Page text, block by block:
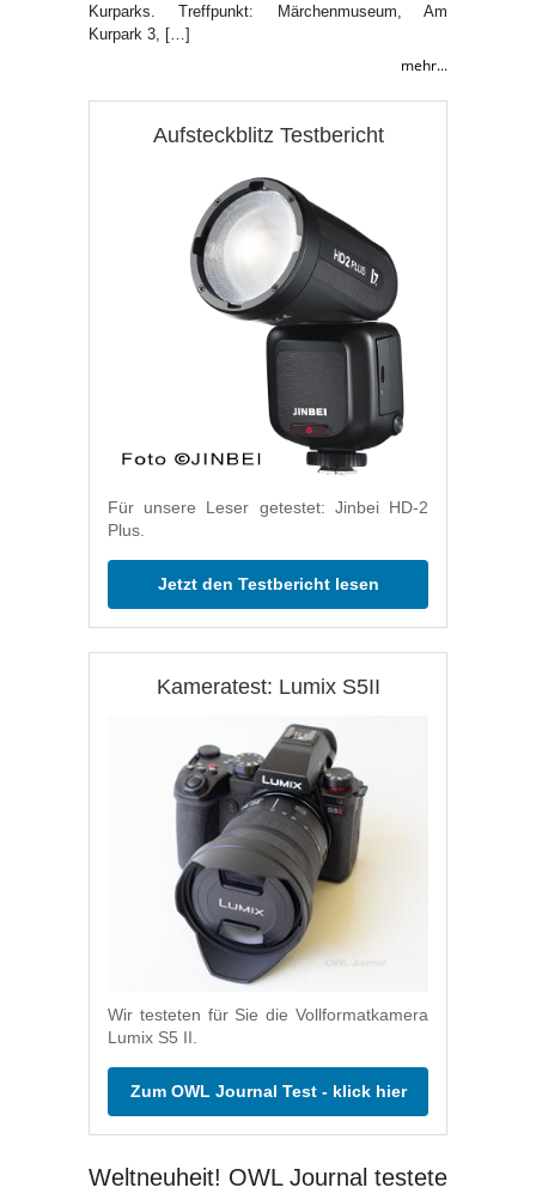
Kurparks. Treffpunkt: Märchenmuseum, Am
Kurpark 3, […]
mehr...
Aufsteckblitz Testbericht
Für unsere Leser getestet: Jinbei HD-2
Plus.
Jetzt den Testbericht lesen
Kameratest: Lumix S5II
Wir testeten für Sie die Vollformatkamera
Lumix S5 II.
Zum OWL Journal Test - klick hier
Weltneuheit! OWL Journal testete